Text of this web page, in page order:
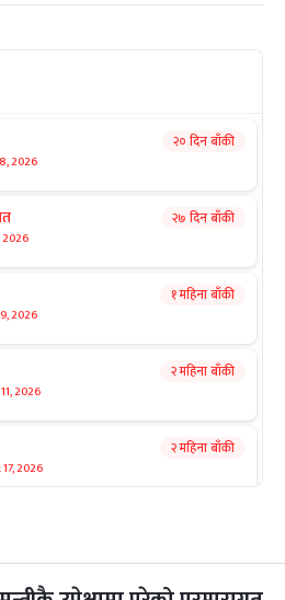
2026
२० दिन बाँकी
2026
२७ दिन बाँकी
2026
१ महिना बाँकी
2026
२ महिना बाँकी
2026
२ महिना बाँकी